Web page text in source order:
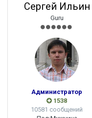
Сергей Ильин
Guru
Администратор
1538
10581 сообщений